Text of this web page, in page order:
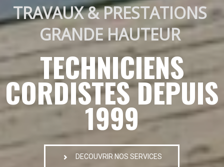
TRAVAUX & PRESTATIONS
GRANDE HAUTEUR
TECHNICIENS
CORDISTES DEPUIS
1999
DECOUVRIR NOS SERVICES